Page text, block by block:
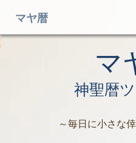
マヤ暦
マ
神聖暦
～毎日に小さな